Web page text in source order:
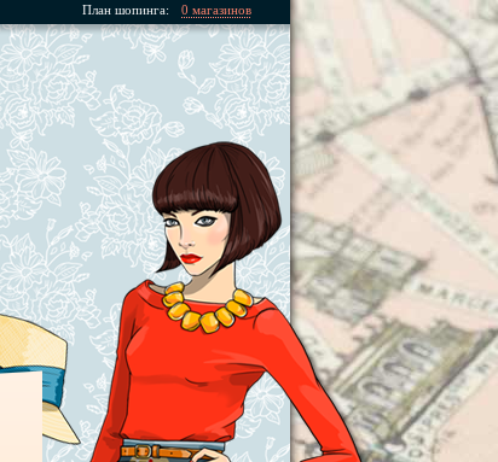
План шопинга: 0 магазинов